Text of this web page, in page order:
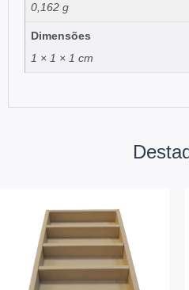
0,162 g
Dimensões
1 × 1 × 1 cm